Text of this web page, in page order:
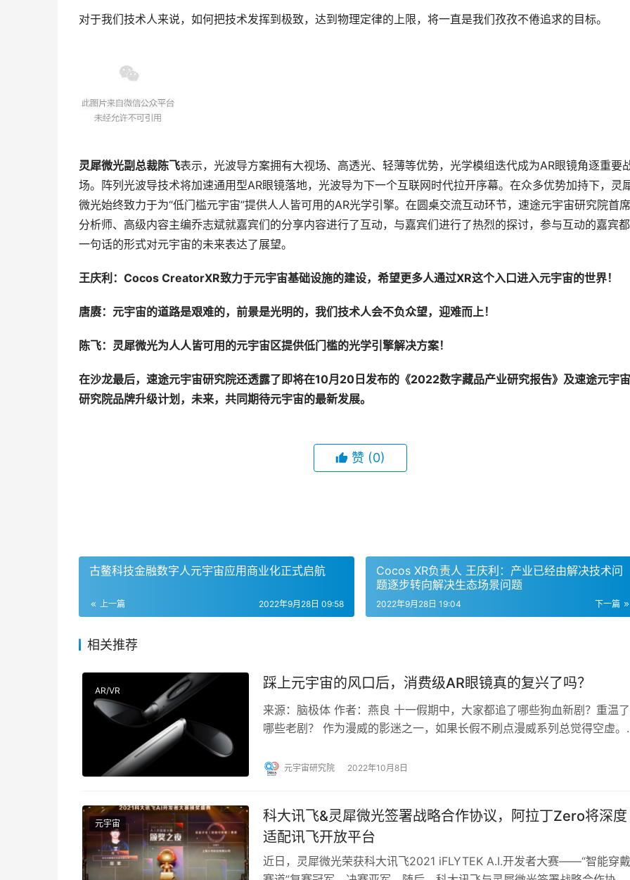
对于我们技术人来说，如何把技术发挥到极致，达到物理定律的上限，将一直是我们孜孜不倦追求的目标。
灵犀微光副总裁陈飞表示，光波导方案拥有大视场、高透光、轻薄等优势，光学模组迭代成为AR眼镜角逐重要
场。阵列光波导技术将加速通用型AR眼镜落地，光波导为下一个互联网时代拉开序幕。在众多优势加持下，灵
微光始终致力于为“低门槛元宇宙”提供人人皆可用的AR光学引擎。在圆桌交流互动环节，速途元宇宙研究院首席
分析师、高级内容主编乔志斌就嘉宾们的分享内容进行了互动，与嘉宾们进行了热烈的探讨，参与互动的嘉宾
一句话的形式对元宇宙的未来表达了展望。
王庆利：Cocos CreatorXR致力于元宇宙基础设施的建设，希望更多人通过XR这个入口进入元宇宙的世界！
唐赓：元宇宙的道路是艰难的，前景是光明的，我们技术人会不负众望，迎难而上！
陈飞：灵犀微光为人人皆可用的元宇宙区提供低门槛的光学引擎解决方案！
在沙龙最后，速途元宇宙研究院还透露了即将在10月20日发布的《2022数字藏品产业研究报告》及速途元宇宙
研究院品牌升级计划，未来，共同期待元宇宙的最新发展。
赞 (0)
古鳌科技金融数字人元宇宙应用商业化正式启航
上一篇 2022年9月28日 09:58
Cocos XR负责人 王庆利：产业已经由解决技术问
题逐步转向解决生态场景问题
下一篇
2022年9月28日 19:04
相关推荐
AR/VR 踩上元宇宙的风口后，消费级AR眼镜真的复兴了吗？
来源：脑极体 作者：燕良 十一假期中，大家都追了哪些狗血新剧？重温了
哪些老剧？ 作为漫威的影迷之一，如果长假不刷点漫威系列总觉得空虚。
元宇宙研究院 2022年10月8日
元宇宙
​科大讯飞&灵犀微光签署战略合作协议，阿拉丁Zero将深度
适配讯飞开放平台
近日，灵犀微光荣获科大讯飞2021 iFLYTEK A.I.开发者大赛——“智能穿戴